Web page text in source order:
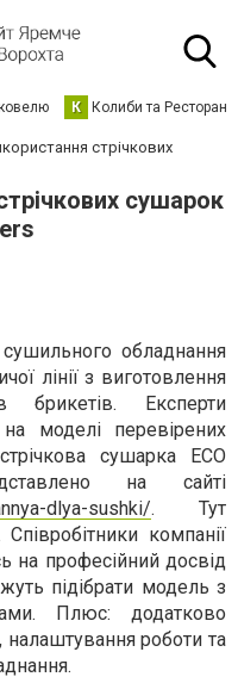
К Колиби та Ресторани
стрічкових
сушарок
обладнання
лінії з виготовлення
Експерти
моделі перевірених
сушарка ECO
на сайті
dlya-sushki/. Тут
компанії
на професійний досвід
підібрати модель з
Плюс: додатково
роботи та